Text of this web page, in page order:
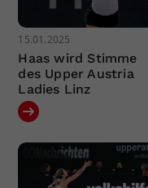
15.01.2025
Haas wird Stimme
des Upper Austria
Ladies Linz